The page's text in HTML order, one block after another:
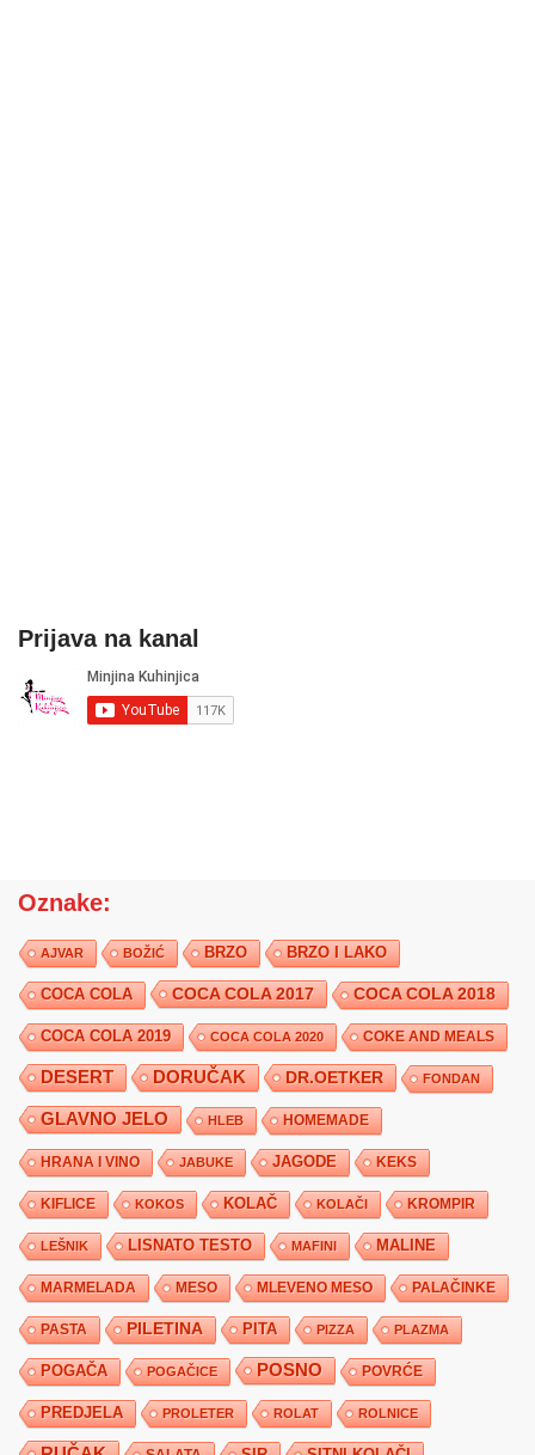
Prijava na kanal
Oznake:
AJVAR BOŽIĆ BRZO BRZO I LAKO
COCA COLA COCA COLA 2017 COCA COLA 2018
COCA COLA 2019 COCA COLA 2020 COKE AND MEALS
DESERT DORUČAK DR.OETKER FONDAN
GLAVNO JELO HLEB HOMEMADE
HRANA I VINO JABUKE JAGODE KEKS
KIFLICE KOKOS KOLAČ KOLAČI KROMPIR
LEŠNIK LISNATO TESTO MAFINI MALINE
MARMELADA MESO MLEVENO MESO PALAČINKE
PASTA PILETINA PITA PIZZA PLAZMA
POGAČA POGAČICE POSNO POVRĆE
PREDJELA PROLETER ROLAT ROLNICE